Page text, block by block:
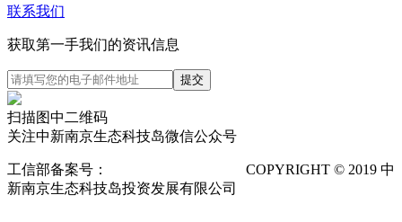
联系我们
获取第一手我们的资讯信息
扫描图中二维码
关注中新南京生态科技岛微信公众号
工信部备案号：
COPYRIGHT © 2019 中
新南京生态科技岛投资发展有限公司